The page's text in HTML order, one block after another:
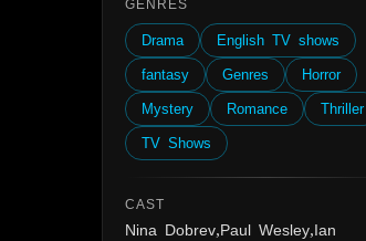
GENRES
Drama
English TV shows
fantasy
Genres
Horror
Mystery
Romance
Thriller
TV Shows
CAST
Nina Dobrev,Paul Wesley,Ian